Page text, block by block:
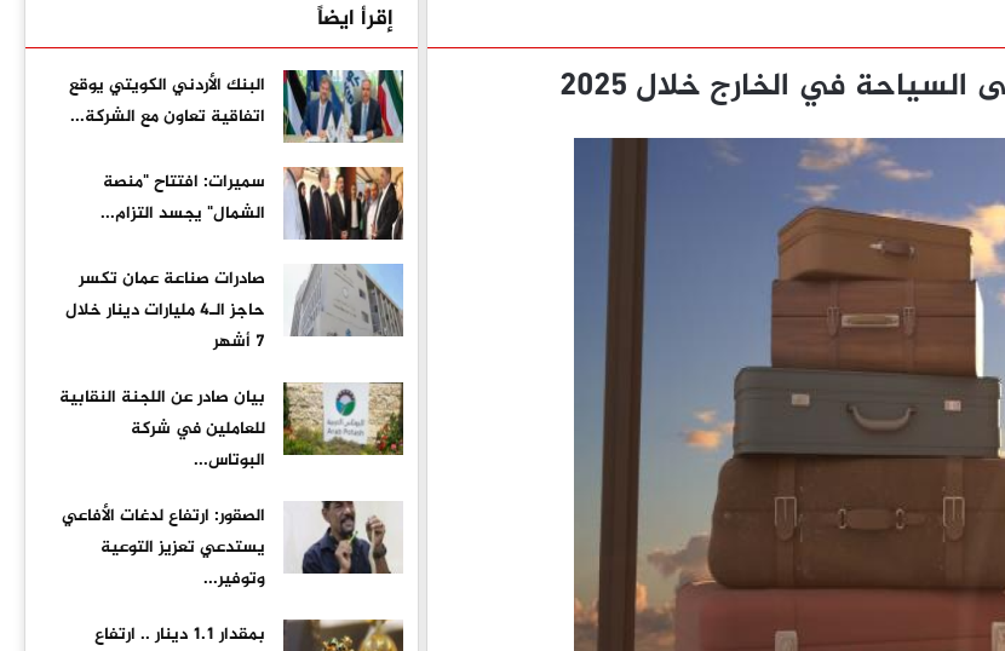
إقرأ ايضاً
البنك الأردني الكويتي يوقع
اتفاقية تعاون مع الشركة...
سميرات: افتتاح "منصة
الشمال" يجسد التزام...
صادرات صناعة عمان تكسر
حاجز الـ4 مليارات دينار خلال
7 أشهر
بيان صادر عن اللجنة النقابية
للعاملين في شركة
البوتاس...
الصقور: ارتفاع لدغات الأفاعي
يستدعي تعزيز التوعية
وتوفير...
بمقدار 1.1 دينار .. ارتفاع